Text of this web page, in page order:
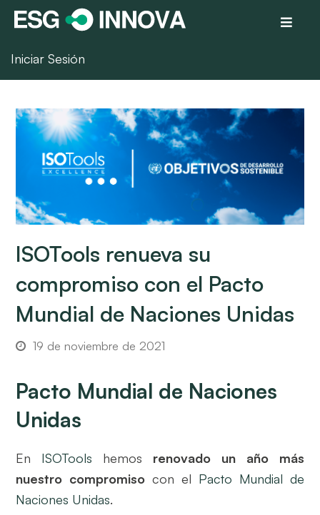
Iniciar Sesión
ISOTools renueva su
compromiso con el Pacto
Mundial de Naciones Unidas
19 de noviembre de 2021
Pacto Mundial de Naciones
Unidas
En ISOTools hemos renovado un año más
nuestro compromiso con el Pacto Mundial de
Naciones Unidas.